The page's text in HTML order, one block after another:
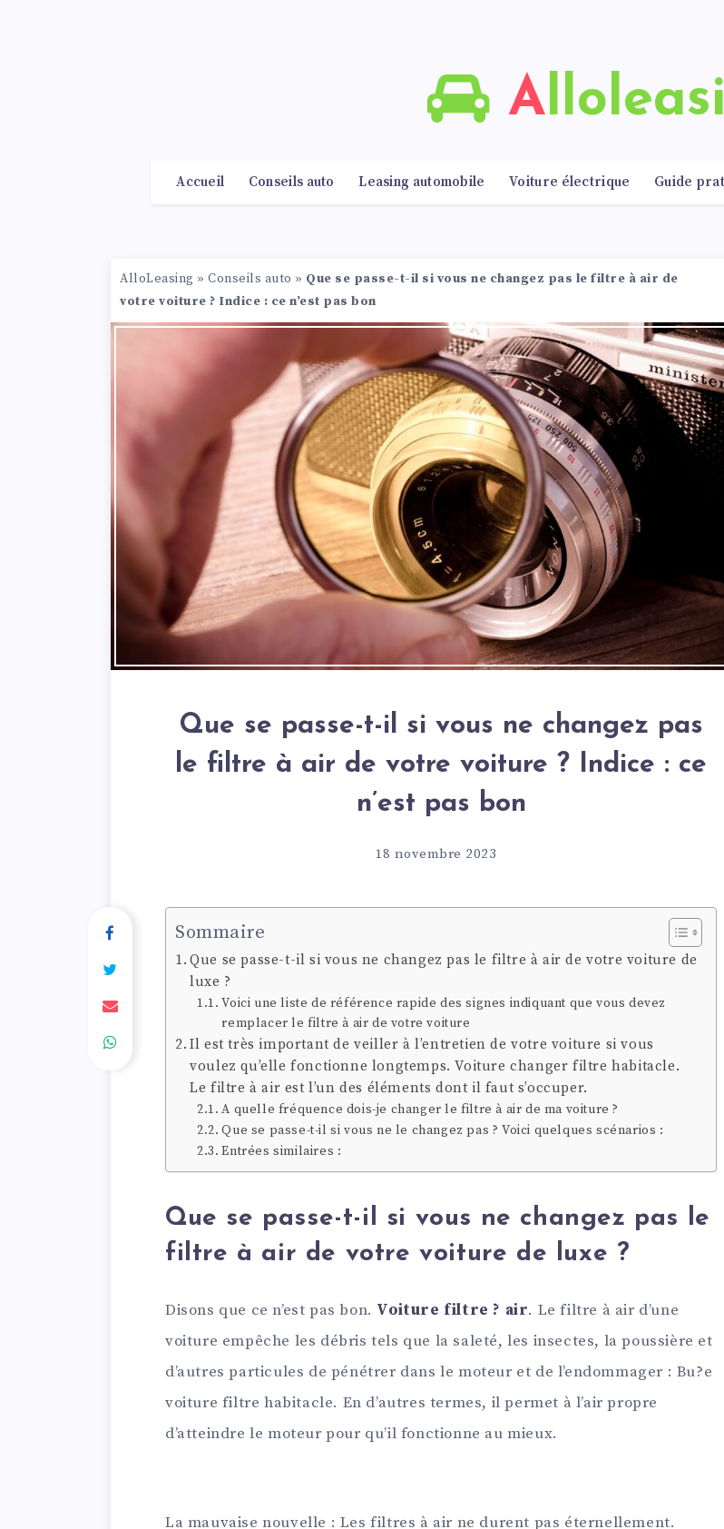
Accueil Conseils auto Leasing automobile Voiture électrique Guide
AlloLeasing » Conseils auto » Que se passe-t-il si vous ne changez pas le filtre à air de
votre voiture ? Indice : ce n’est pas bon
Que se passe-t-il si vous ne changez pas
le filtre à air de votre voiture ? Indice : ce
n’est pas bon
18 novembre 2023
Sommaire
Que se passe-t-il si vous ne changez pas le filtre à air de votre voiture de
luxe ?
Voici une liste de référence rapide des signes indiquant que vous devez
remplacer le filtre à air de votre voiture
Il est très important de veiller à l’entretien de votre voiture si vous
voulez qu’elle fonctionne longtemps. Voiture changer filtre habitacle.
Le filtre à air est l’un des éléments dont il faut s’occuper.
A quelle fréquence dois-je changer le filtre à air de ma voiture ?
Que se passe-t-il si vous ne le changez pas ? Voici quelques scénarios :
Entrées similaires :
Que se passe-t-il si vous ne changez pas le
filtre à air de votre voiture de luxe ?
Disons que ce n’est pas bon. Voiture filtre ? air. Le filtre à air d’une
voiture empêche les débris tels que la saleté, les insectes, la poussière et
d’autres particules de pénétrer dans le moteur et de l’endommager : Bu?e
voiture filtre habitacle. En d’autres termes, il permet à l’air propre
d’atteindre le moteur pour qu’il fonctionne au mieux.
La mauvaise nouvelle : Les filtres à air ne durent pas éternellement.